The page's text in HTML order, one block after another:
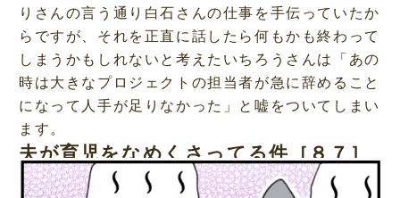
りさんの言う通り白石さんの仕事を手伝っていたか
らですが、それを正直に話したら何もかも終わって
しまうかもしれないと考えたいちろうさんは「あの
時は大きなプロジェクトの担当者が急に辞めること
になって人手が足りなかった」と嘘をついてしまい
ます。
夫が育児をなめくさってる件［８７］